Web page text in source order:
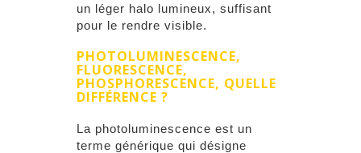
un léger halo lumineux, suffisant
pour le rendre visible.
PHOTOLUMINESCENCE,
FLUORESCENCE,
PHOSPHORESCENCE, QUELLE
DIFFÉRENCE ?
La photoluminescence est un
terme générique qui désigne